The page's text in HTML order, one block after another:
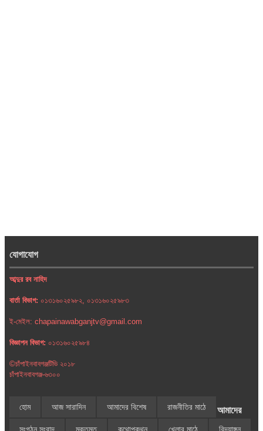
যোগাযোগ
আব্দুর রব নাহিদ
বার্তা বিভাগ: ০১৩১৬০২৫৯৮২, ০১৩১৬০২৫৯৮৩
ই-মেইল: chapainawabganjtv@gmail.com
বিজ্ঞাপন বিভাগ: ০১৩১৬০২৫৯৮৪
©চাঁপাইনবাবগঞ্জটিভি ২০১৮
চাঁপাইনবাবগঞ্জ-৬৩০০
হোম আজ সারাদিন আমাদের বিশেষ রাজনীতির মাঠে
সংগঠন সংবাদ মুক্তমত কথোপকথন খেলার মাঠে বিদ্যাঙ্গন
আমাদের